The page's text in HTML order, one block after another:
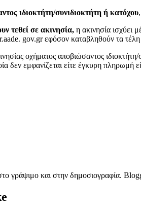
ιδιοκτήτη/συνιδιοκτήτη ή κατόχου
τεθεί σε ακινησία, η ακινησία ισχύει
gov.gr εφόσον καταβληθούν τα
οχήματος αποβιώσαντος
δεν εμφανίζεται είτε έγκυρη πληρωμή
γράψιμο και στην δημοσιογραφία.